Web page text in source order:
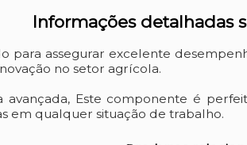
Informações detalhadas
para assegurar excelente
no setor agrícola.
avançada, Este componente é
em qualquer situação de trabalho.